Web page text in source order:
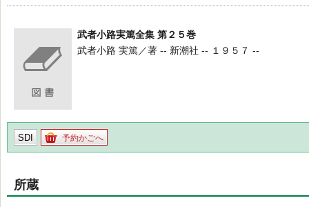
武者小路実篤全集 第２５巻
武者小路 実篤／著 -- 新潮社 -- １９５７ --
SDI 予約かごへ
所蔵